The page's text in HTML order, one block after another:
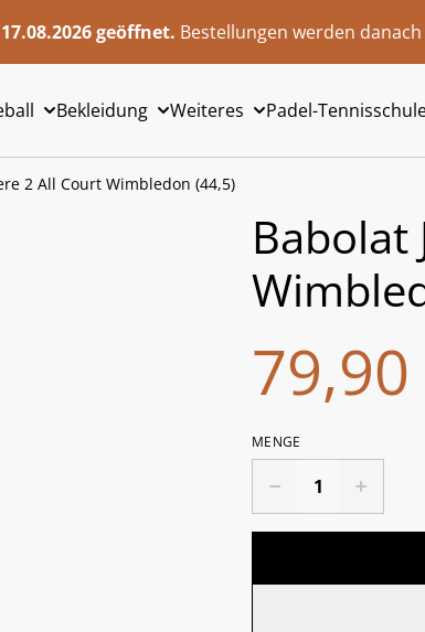
geöffnet. Bestellungen werden
Bekleidung Weiteres Padel-
2 All Court Wimbledon (44,5)
Babolat
MENGE